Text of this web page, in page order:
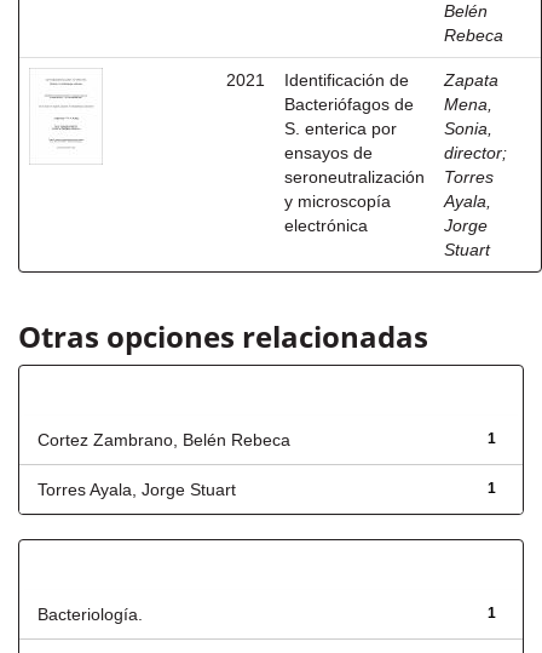
Belén
Rebeca
2021
Identificación de
Bacteriófagos de
S. enterica por
ensayos de
seroneutralización
y microscopía
electrónica
Zapata
Mena,
Sonia,
director;
Torres
Ayala,
Jorge
Stuart
Otras opciones relacionadas
1
Cortez Zambrano, Belén Rebeca
1
Torres Ayala, Jorge Stuart
1
Bacteriología.